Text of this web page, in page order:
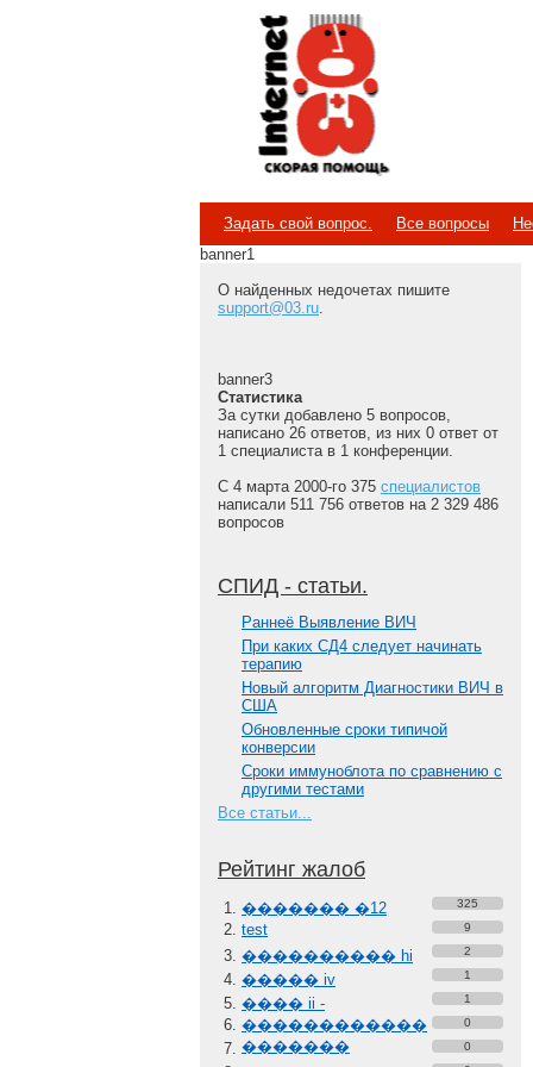
Internet
Скорая помощь
Задать свой вопрос. Все вопросы
banner1
О найденных недочетах пишите
support@03.ru.
banner3
Статистика
За сутки добавлено 5 вопросов,
написано 26 ответов, из них 0 ответ от
1 специалиста в 1 конференции.
С 4 марта 2000-го 375 специалистов
написали 511 756 ответов на 2 329 486
вопросов
СПИД - статьи.
Paннеё Выявление ВИЧ
При каких СД4 следует начинать
терапию
Новый алгоритм Диагностики ВИЧ в
США
Обновленные сроки типичой
конверсии
Сроки иммуноблота по сравнению с
другими тестами
Все статьи...
Рейтинг жалоб
������� �12 325
test 9
���������� hi 2
����� iv 1
���� ii -
������������
�������
1
0
0